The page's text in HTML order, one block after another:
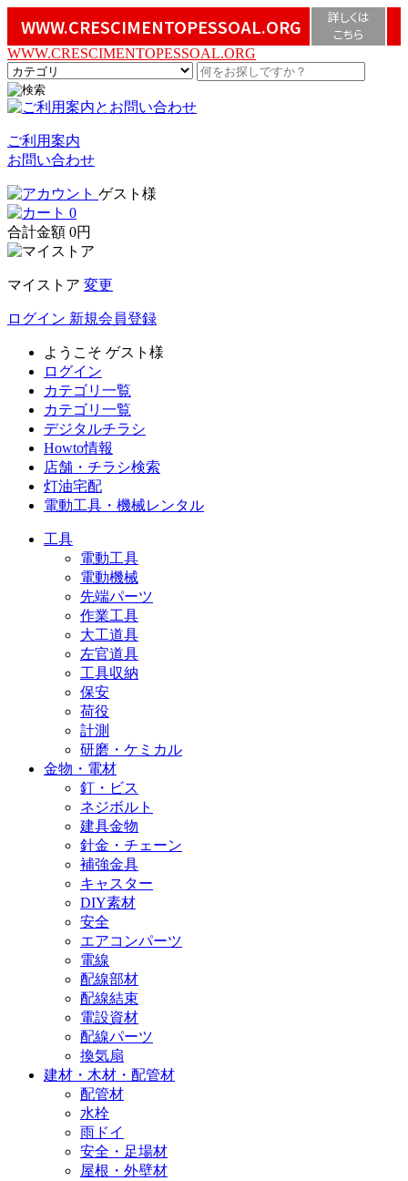
WWW.CRESCIMENTOPESSOAL.ORG
詳しくは
こちら
WWW.CRESCIMENTOPESSOAL.ORG
ご利用案内
お問い合わせ
ゲスト様
0
合計金額 0円
マイストア 変更
ログイン 新規会員登録
ようこそ ゲスト様
ログイン
カテゴリ一覧
カテゴリ一覧
デジタルチラシ
Howto情報
店舗・チラシ検索
灯油宅配
電動工具・機械レンタル
工具
電動工具
電動機械
先端パーツ
作業工具
大工道具
左官道具
工具収納
保安
荷役
計測
研磨・ケミカル
金物・電材
釘・ビス
ネジボルト
建具金物
針金・チェーン
補強金具
キャスター
DIY素材
安全
エアコンパーツ
電線
配線部材
配線結束
電設資材
配線パーツ
換気扇
建材・木材・配管材
配管材
水栓
雨ドイ
安全・足場材
屋根・外壁材